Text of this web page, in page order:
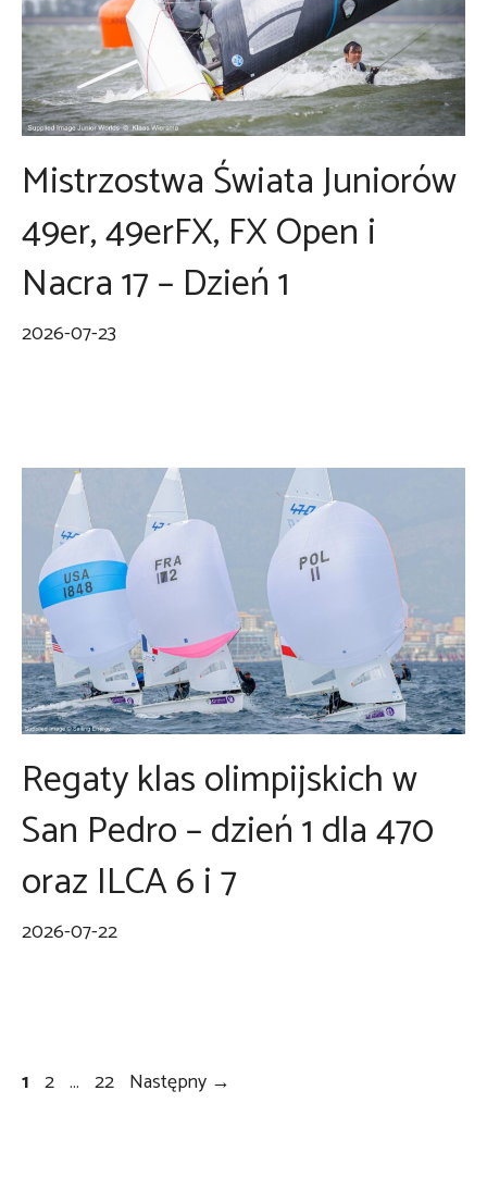
Mistrzostwa Świata Juniorów
49er, 49erFX, FX Open i
Nacra 17 – Dzień 1
2026-07-23
Regaty klas olimpijskich w
San Pedro – dzień 1 dla 470
oraz ILCA 6 i 7
2026-07-22
Page
1 Page
2 … Page
22 Następny →